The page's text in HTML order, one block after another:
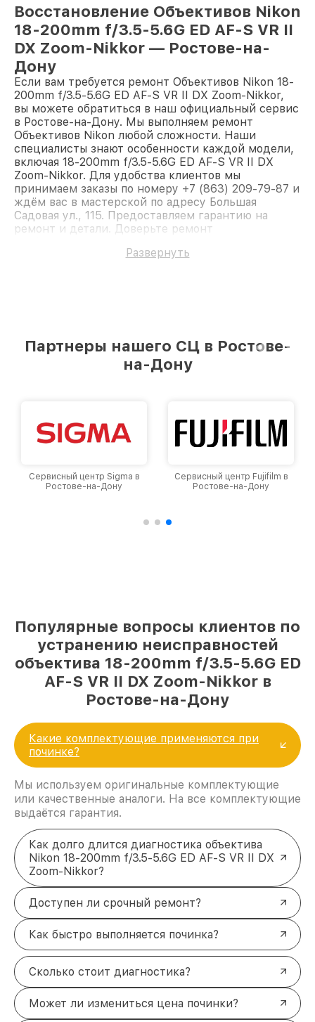
Восстановление Объективов Nikon
18-200mm f/3.5-5.6G ED AF-S VR II
DX Zoom-Nikkor — Ростове-на-
Дону
Если вам требуется ремонт Объективов Nikon 18-
200mm f/3.5-5.6G ED AF-S VR II DX Zoom-Nikkor,
вы можете обратиться в наш официальный сервис
в Ростове-на-Дону. Мы выполняем ремонт
Объективов Nikon любой сложности. Наши
специалисты знают особенности каждой модели,
включая 18-200mm f/3.5-5.6G ED AF-S VR II DX
Zoom-Nikkor. Для удобства клиентов мы
принимаем заказы по номеру +7 (863) 209-79-87 и
ждём вас в мастерской по адресу Большая
Садовая ул., 115. Предоставляем гарантию на
ремонт и детали. Доверьте ремонт
Развернуть
Партнеры нашего СЦ в Ростове-
на-Дону
Сервисный центр Fujifilm в
Ростове-на-Дону
Сервисный центр Panasonic
в Ростове-на-Дону
Популярные вопросы клиентов по
устранению неисправностей
объектива 18-200mm f/3.5-5.6G ED
AF-S VR II DX Zoom-Nikkor в
Ростове-на-Дону
Какие комплектующие применяются при
починке?
Мы используем оригинальные комплектующие
или качественные аналоги. На все комплектующие
выдаётся гарантия.
Как долго длится диагностика объектива
Nikon 18-200mm f/3.5-5.6G ED AF-S VR II DX
Zoom-Nikkor?
Доступен ли срочный ремонт?
Как быстро выполняется починка?
Сколько стоит диагностика?
Может ли измениться цена починки?